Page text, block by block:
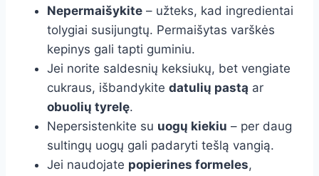
Nepermaišykite – užteks, kad ingredientai
tolygiai susijungtų. Permaišytas varškės
kepinys gali tapti guminiu.
Jei norite saldesnių keksiukų, bet vengiate
cukraus, išbandykite datulių pastą ar
obuolių tyrelę.
Nepersistenkite su uogų kiekiu – per daug
sultingų uogų gali padaryti tešlą vangią.
Jei naudojate popierines formeles,